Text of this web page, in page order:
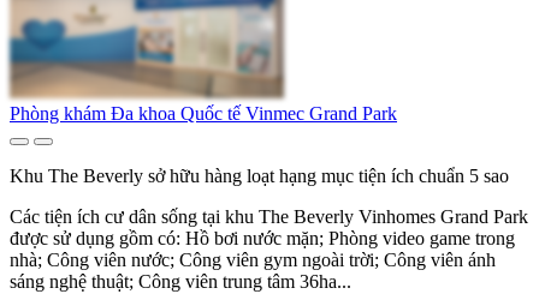
Phòng khám Đa khoa Quốc tế Vinmec Grand Park
Khu The Beverly sở hữu hàng loạt hạng mục tiện ích chuẩn 5 sao
Các tiện ích cư dân sống tại khu The Beverly Vinhomes Grand Park
được sử dụng gồm có: Hồ bơi nước mặn; Phòng video game trong
nhà; Công viên nước; Công viên gym ngoài trời; Công viên ánh
sáng nghệ thuật; Công viên trung tâm 36ha...